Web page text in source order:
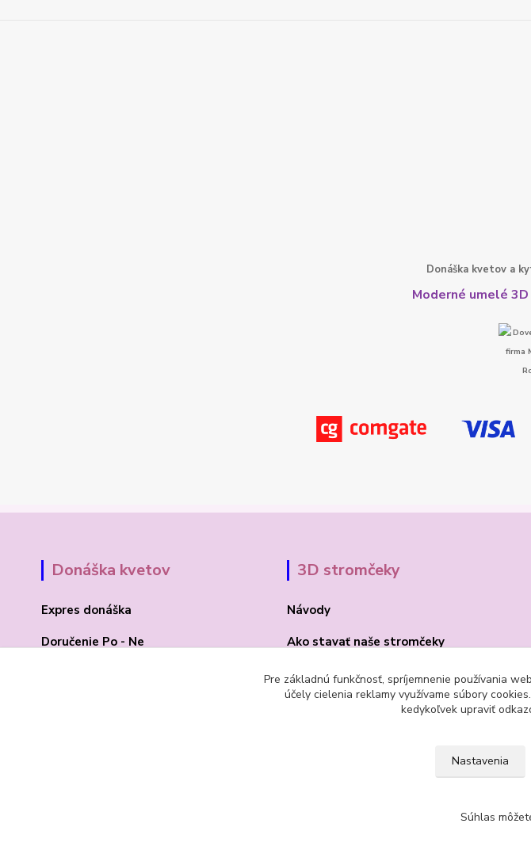
Donáška kvetov a
Moderné umelé
Donáška kvetov
Expres donáška
Doručenie Po - Ne
3D stromčeky
Návody
Ako stavať naše stromčeky
BLOG 3D
Akcia 2025
Pre základnú funkčnosť, spríjemnenie používania
účely cielenia reklamy využívame súbory
kedykoľvek upraviť
Nastavenia
Súhlas